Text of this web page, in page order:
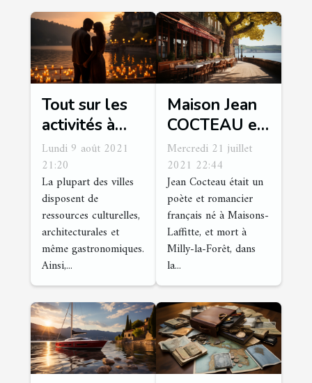
Tout sur les
activités à
mener durant
les voyages
en amoureux
Lundi 9 août 2021
21:20
La plupart des villes
disposent de
ressources culturelles,
architecturales et
même gastronomiques.
Ainsi,...
Maison Jean
COCTEAU et
restaurant le
cygne : tout
savoir
Mercredi 21 juillet
2021 22:44
Jean Cocteau était un
poète et romancier
français né à Maisons-
Laffitte, et mort à
Milly-la-Forêt, dans
la...